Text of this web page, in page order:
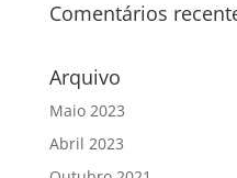
Comentários
Arquivo
Maio 2023
Abril 2023